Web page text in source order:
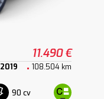
11.490 €
2019 108.504 km
90 cv